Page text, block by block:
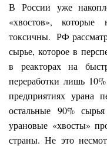
В России уже
«хвостов»,
токсичны. РФ
сырье, которое в
в реакторах на
переработки лишь
предприятиях урана
остальные 90%
урановые «хвосты»
страны. Не это